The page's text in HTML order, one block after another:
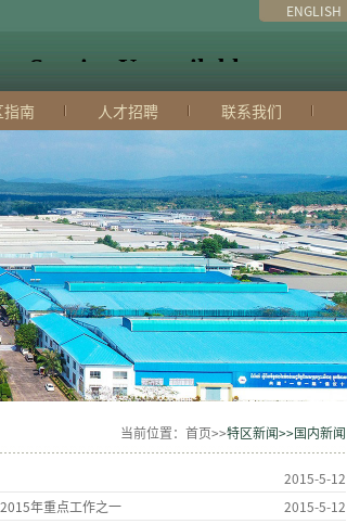
ENGLISH
指南 人才招聘 联系我们
当前位置：首页>>特区新闻>>国内新闻
2015-5-12
年重点工作之一
2015-5-12